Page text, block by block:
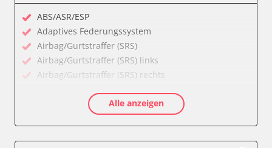
ABS/ASR/ESP
Adaptives Federungssystem
Airbag/Gurtstraffer (SRS)
Airbag/Gurtstraffer (SRS) links
Airbag/Gurtstraffer (SRS) rechts
Aktivlenkung
Anhängersteuergerät
Alle anzeigen